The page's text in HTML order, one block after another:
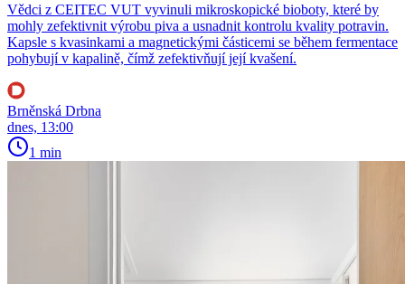
Vědci z CEITEC VUT vyvinuli mikroskopické bioboty, které by
mohly zefektivnit výrobu piva a usnadnit kontrolu kvality potravin.
Kapsle s kvasinkami a magnetickými částicemi se během fermentace
pohybují v kapalině, čímž zefektivňují její kvašení.
Brněnská Drbna
dnes, 13:00
1 min